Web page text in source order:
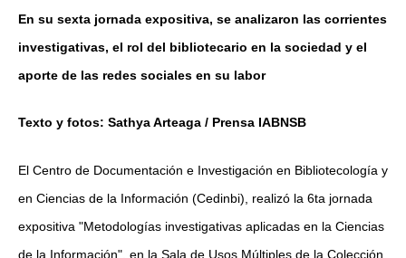
En su sexta jornada expositiva, se analizaron las corrientes
investigativas, el rol del bibliotecario en la sociedad y el
aporte de las redes sociales en su labor
Texto y fotos: Sathya Arteaga / Prensa IABNSB
El Centro de Documentación e Investigación en Bibliotecología y
en Ciencias de la Información (Cedinbi), realizó la 6ta jornada
expositiva "Metodologías investigativas aplicadas en la Ciencias
de la Información", en la Sala de Usos Múltiples de la Colección